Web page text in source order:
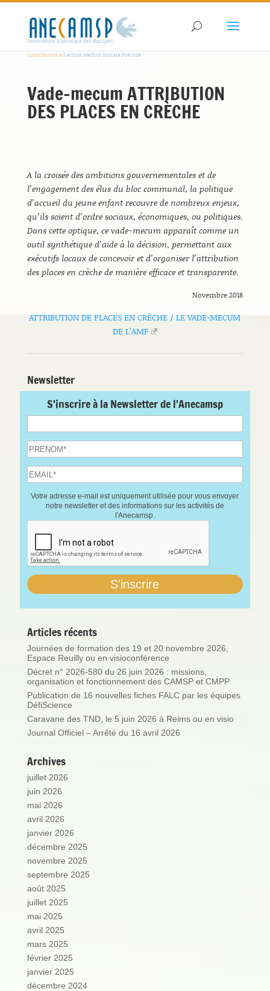
Association Nationale des Equipes
Contribuant àl'action Médico Sociale Précoce
Vade-mecum ATTRIBUTION
DES PLACES EN CRÈCHE
A la croisée des ambitions gouvernementales et de
l’engagement des élus du bloc communal, la politique
d’accueil du jeune enfant recouvre de nombreux enjeux,
qu’ils soient d’ordre sociaux, économiques, ou politiques.
Dans cette optique, ce vade-mecum apparaît comme un
outil synthétique d’aide à la décision, permettant aux
exécutifs locaux de concevoir et d’organiser l’attribution
des places en crèche de manière efficace et transparente.
Novembre 2018
ATTRIBUTION DE PLACES EN CRÈCHE / LE VADE-MECUM
DE L’AMF
Newsletter
S'inscrire à la Newsletter de l'Anecamsp
Votre adresse e-mail est uniquement utilisée pour vous envoyer
notre newsletter et des informations sur les activités de
l'Anecamsp.
Articles récents
Journées de formation des 19 et 20 novembre 2026,
Espace Reuilly ou en visioconférence
Décret n° 2026-580 du 26 juin 2026 : missions,
organisation et fonctionnement des CAMSP et CMPP
Publication de 16 nouvelles fiches FALC par les équipes
DéfiScience
Caravane des TND, le 5 juin 2026 à Reims ou en visio
Journal Officiel – Arrêté du 16 avril 2026
Archives
juillet 2026
juin 2026
mai 2026
avril 2026
janvier 2026
décembre 2025
novembre 2025
septembre 2025
août 2025
juillet 2025
mai 2025
avril 2025
mars 2025
février 2025
janvier 2025
décembre 2024